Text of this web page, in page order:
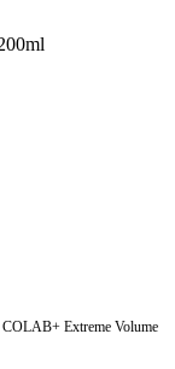
Extreme Volume